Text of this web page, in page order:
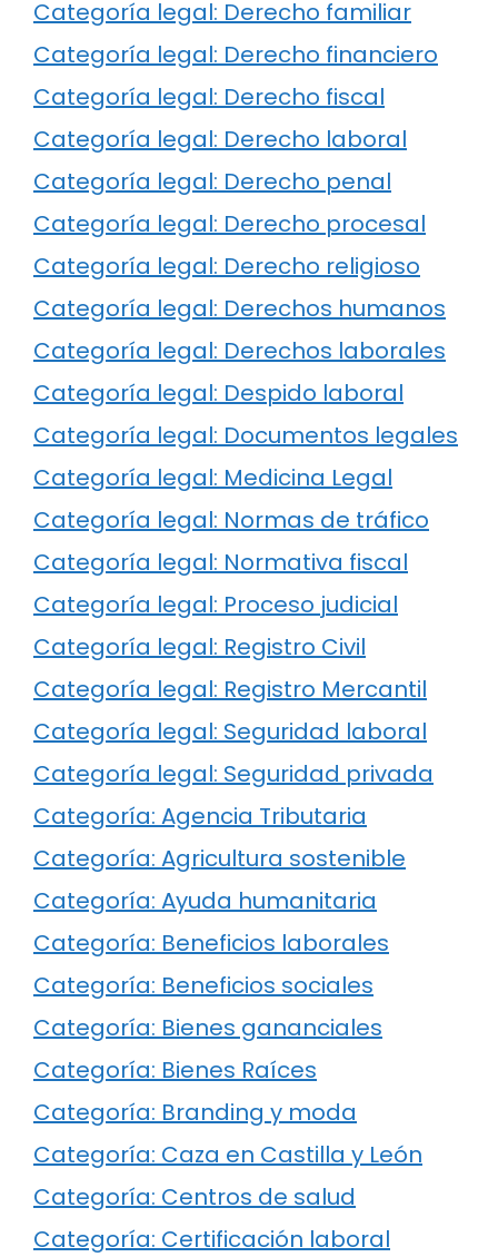
Categoría legal: Derecho familiar
Categoría legal: Derecho financiero
Categoría legal: Derecho fiscal
Categoría legal: Derecho laboral
Categoría legal: Derecho penal
Categoría legal: Derecho procesal
Categoría legal: Derecho religioso
Categoría legal: Derechos humanos
Categoría legal: Derechos laborales
Categoría legal: Despido laboral
Categoría legal: Documentos legales
Categoría legal: Medicina Legal
Categoría legal: Normas de tráfico
Categoría legal: Normativa fiscal
Categoría legal: Proceso judicial
Categoría legal: Registro Civil
Categoría legal: Registro Mercantil
Categoría legal: Seguridad laboral
Categoría legal: Seguridad privada
Categoría: Agencia Tributaria
Categoría: Agricultura sostenible
Categoría: Ayuda humanitaria
Categoría: Beneficios laborales
Categoría: Beneficios sociales
Categoría: Bienes gananciales
Categoría: Bienes Raíces
Categoría: Branding y moda
Categoría: Caza en Castilla y León
Categoría: Centros de salud
Categoría: Certificación laboral